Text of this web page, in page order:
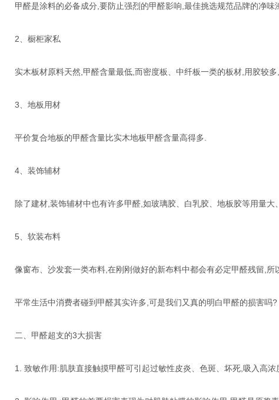
甲醛是涂料的必备成分,要防止强烈的甲醛影响,最佳挑选规范品牌的净味
2、橱柜家私
实木板材原料天然,甲醛含量最低,而密度板、中纤板一类的板材,用胶较多,
3、地板用材
平价复合地板的甲醛含量比实木地板甲醛含量高得多.
4、装饰辅材
除了建材,装饰辅材中也有许多甲醛,如玻璃胶、白乳胶、地板胶等用量大
5、软装布料
像窗布、沙发套一类布料,在刚刚做好的新布料中都会有必定甲醛残留,所
平常生活中消费者碰到甲醛其实许多,可是我们又真的明白甲醛的损害吗?
二、甲醛超支的3大损害
1. 致敏作用:肌肤直接触摸甲醛可引起过敏性皮炎、色斑、坏死,吸入高浓